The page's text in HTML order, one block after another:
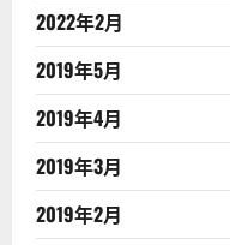
2022年2月
2019年5月
2019年4月
2019年3月
2019年2月